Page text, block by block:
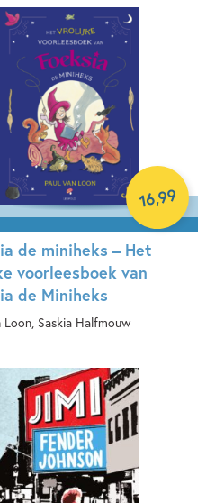
de miniheks – Het
voorleesboek van
de Miniheks
Loon, Saskia Halfmouw
16,99